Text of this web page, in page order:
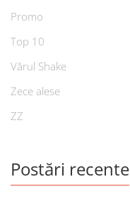
Promo
Top 10
Vărul Shake
Zece alese
ZZ
Postări recente